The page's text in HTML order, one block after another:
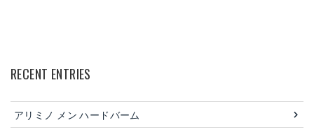
RECENT ENTRIES
アリミノ メン ハードバーム